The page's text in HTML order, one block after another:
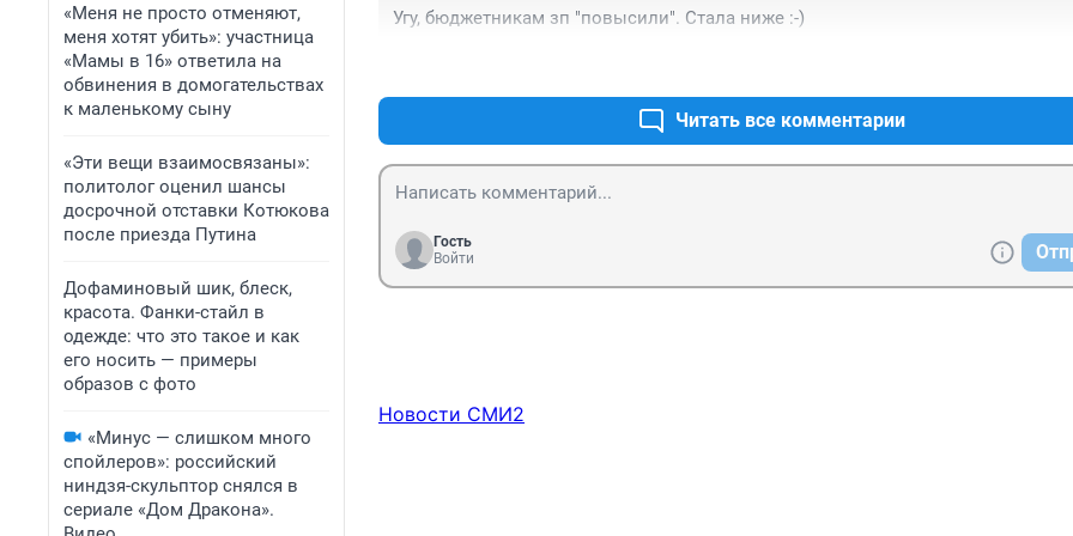
«Меня не просто отменяют,
меня хотят убить»: участница
«Мамы в 16» ответила на
обвинения в домогательствах
к маленькому сыну
«Эти вещи взаимосвязаны»:
политолог оценил шансы
досрочной отставки Котюкова
после приезда Путина
Дофаминовый шик, блеск,
красота. Фанки-стайл в
одежде: что это такое и как
его носить — примеры
образов с фото
«Минус — слишком много
спойлеров»: российский
ниндзя-скульптор снялся в
сериале «Дом Дракона».
Угу, бюджетникам зп "повысили". Стала ниже :-)
Читать все комментарии
Гость
Войти
Новости СМИ2